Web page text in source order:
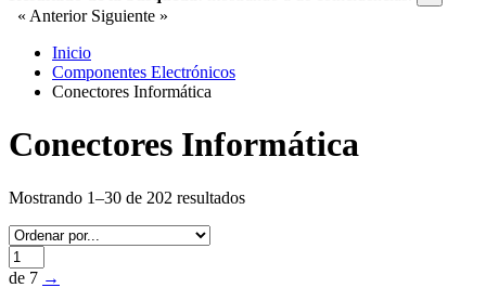
« Anterior Siguiente »
Inicio
Componentes Electrónicos
Conectores Informática
Conectores Informática
Mostrando 1–30 de 202 resultados
de 7 →